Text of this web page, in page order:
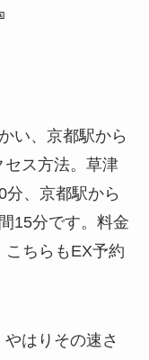
い、京都駅から
セス方法。草津
、京都駅から
15分です。料金
こちらもEX予約
はりその速さ